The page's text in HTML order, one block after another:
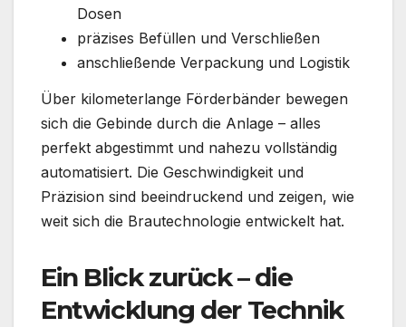
Dosen
präzises Befüllen und Verschließen
anschließende Verpackung und Logistik
Über kilometerlange Förderbänder bewegen
sich die Gebinde durch die Anlage – alles
perfekt abgestimmt und nahezu vollständig
automatisiert. Die Geschwindigkeit und
Präzision sind beeindruckend und zeigen, wie
weit sich die Brautechnologie entwickelt hat.
Ein Blick zurück – die
Entwicklung der Technik